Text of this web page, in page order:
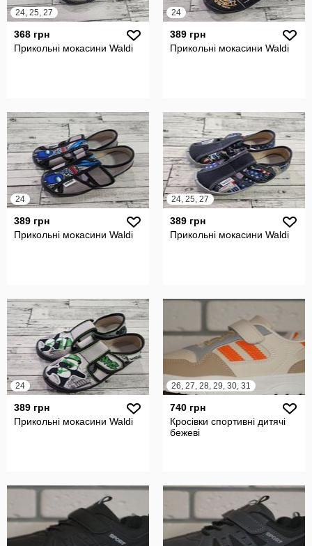
24, 25, 27
368 грн
Прикольні мокасини Waldi
24
389 грн
Прикольні мокасини Waldi
24
389 грн
Прикольні мокасини Waldi
24, 25, 27
389 грн
Прикольні мокасини Waldi
24
389 грн
Прикольні мокасини Waldi
26, 27, 28, 29, 30, 31
740 грн
Кросівки спортивні дитячі
бежеві